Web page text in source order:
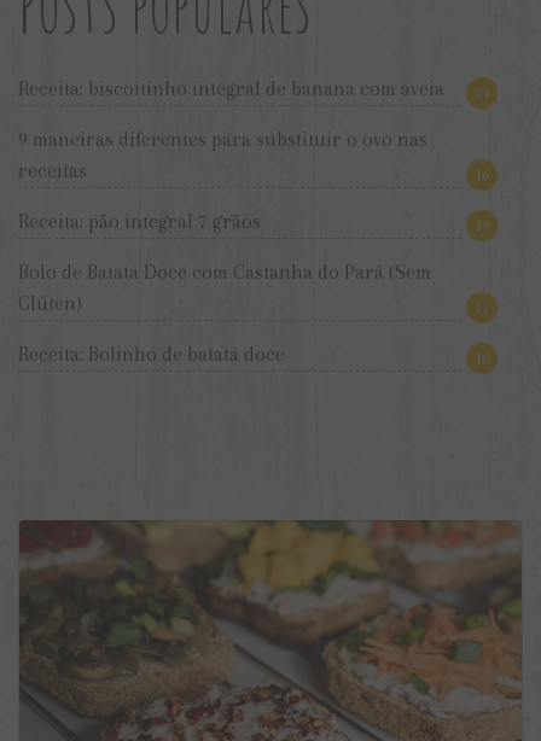
Receita: biscoitinho integral de banana com aveia 24
9 maneiras diferentes para substituir o ovo nas
receitas
16
Receita: pão integral 7 grãos 14
Bolo de Batata Doce com Castanha do Pará (Sem
Glúten)
11
Receita: Bolinho de batata doce 10